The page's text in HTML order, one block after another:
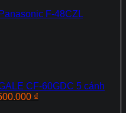
F‑48CZL
CF-60GDC 5 cánh
₫